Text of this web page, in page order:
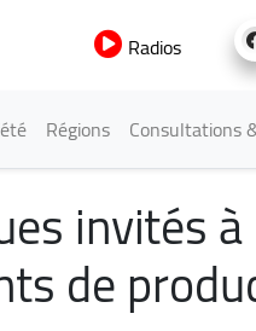
Radios
Régions Consultations
invités à
de